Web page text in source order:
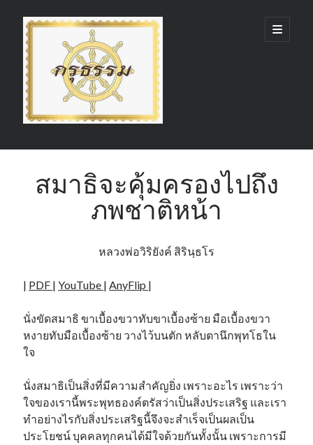
กรุ
ธรรม
(GruDhamma.com)
open
primary
Sidebar
Recent Comments
สมาธิจะคุ้มครองไปถึง
ภพชาติหน้า
หลวงพ่อวิริยังค์ สิรินฺธโร
| PDF |YouTube |AnyFlip |
นั่งขัดสมาธิ ขาเบื้องขวาทับขาเบื้องซ้าย มือเบื้องขวา
หงายทับมือเบื้องซ้าย วางไว้บนตัก หลับตานึกพุทโธใน
ใจ
นั่งสมาธิเป็นสิ่งที่มีความสำคัญยิ่ง เพราะอะไร เพราะว่า
ใจของเรานี้พระพุทธองค์ตรัสว่าเป็นสิ่งประเสริฐ และเรา
ทำอย่างไรกับสิ่งประเสริฐนี้จึงจะสำเร็จเป็นผลเป็น
ประโยชน์ บุคคลทุกคนได้มีใจด้วยกันทั้งนั้น เพราะการมี